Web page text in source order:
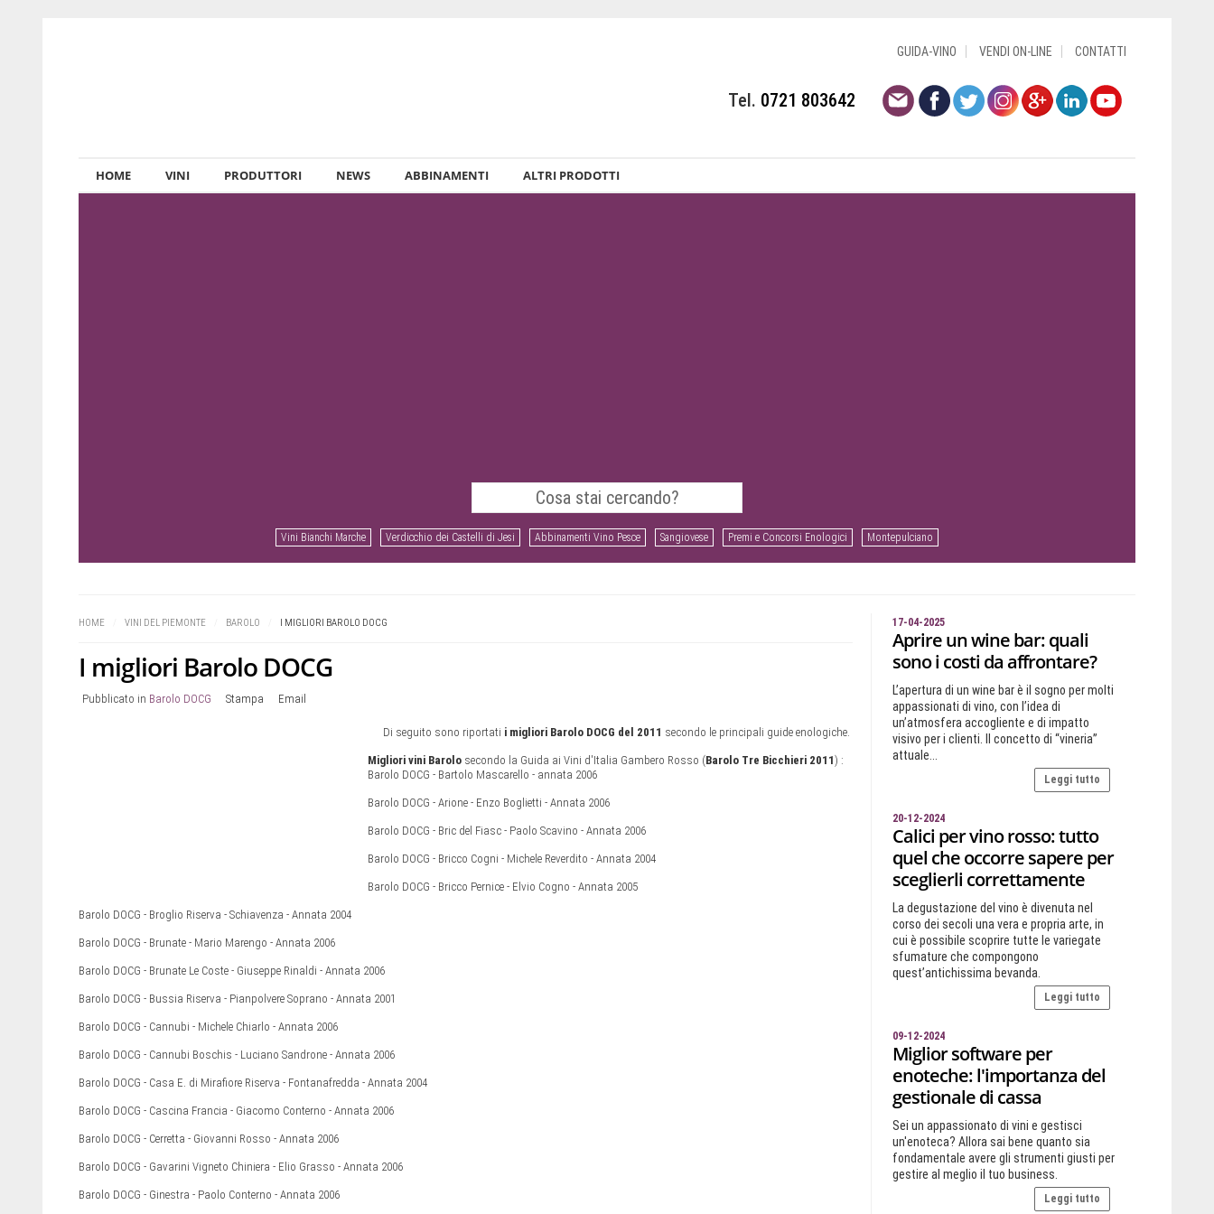
GUIDA-VINO VENDI ON-LINE CONTATTI
Tel. 0721 803642
HOME VINI PRODUTTORI NEWS ABBINAMENTI ALTRI PRODOTTI
Vini Bianchi Marche Verdicchio dei Castelli di Jesi Abbinamenti Vino Pesce Sangiovese Premi e Concorsi Enologici Montepulciano
HOME VINI DEL PIEMONTE BAROLO I MIGLIORI BAROLO DOCG
I migliori Barolo DOCG
Pubblicato in Barolo DOCG Stampa Email
Di seguito sono riportati i migliori Barolo DOCG del 2011 secondo le principali guide enologiche.
Migliori vini Barolo secondo la Guida ai Vini d'Italia Gambero Rosso (Barolo Tre Bicchieri 2011) :
Barolo DOCG - Bartolo Mascarello - annata 2006
Barolo DOCG - Arione - Enzo Boglietti - Annata 2006
Barolo DOCG - Bric del Fiasc - Paolo Scavino - Annata 2006
Barolo DOCG - Bricco Cogni - Michele Reverdito - Annata 2004
Barolo DOCG - Bricco Pernice - Elvio Cogno - Annata 2005
Barolo DOCG - Broglio Riserva - Schiavenza - Annata 2004
Barolo DOCG - Brunate - Mario Marengo - Annata 2006
Barolo DOCG - Brunate Le Coste - Giuseppe Rinaldi - Annata 2006
Barolo DOCG - Bussia Riserva - Pianpolvere Soprano - Annata 2001
Barolo DOCG - Cannubi - Michele Chiarlo - Annata 2006
Barolo DOCG - Cannubi Boschis - Luciano Sandrone - Annata 2006
Barolo DOCG - Casa E. di Mirafiore Riserva - Fontanafredda - Annata 2004
Barolo DOCG - Cascina Francia - Giacomo Conterno - Annata 2006
Barolo DOCG - Cerretta - Giovanni Rosso - Annata 2006
Barolo DOCG - Gavarini Vigneto Chiniera - Elio Grasso - Annata 2006
Barolo DOCG - Ginestra - Paolo Conterno - Annata 2006
17-04-2025
Aprire un wine bar: quali
sono i costi da affrontare?
L’apertura di un wine bar è il sogno per molti
appassionati di vino, con l’idea di
un’atmosfera accogliente e di impatto
visivo per i clienti. Il concetto di “vineria”
attuale...
Leggi tutto
20-12-2024
Calici per vino rosso: tutto
quel che occorre sapere per
sceglierli correttamente
La degustazione del vino è divenuta nel
corso dei secoli una vera e propria arte, in
cui è possibile scoprire tutte le variegate
sfumature che compongono
quest’antichissima bevanda.
Leggi tutto
09-12-2024
Miglior software per
enoteche: l'importanza del
gestionale di cassa
Sei un appassionato di vini e gestisci
un'enoteca? Allora sai bene quanto sia
fondamentale avere gli strumenti giusti per
gestire al meglio il tuo business.
Leggi tutto